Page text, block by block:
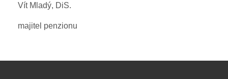
Vít Mladý, DiS.
majitel penzionu